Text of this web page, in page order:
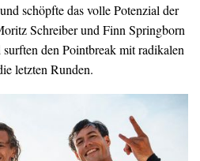
schöpfte das volle Potenzial der
Schreiber und Finn Springborn
den Pointbreak mit radikalen
letzten Runden.